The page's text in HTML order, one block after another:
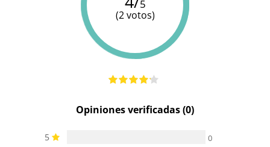
5
(2 votos)
Opiniones verificadas (0)
5 0